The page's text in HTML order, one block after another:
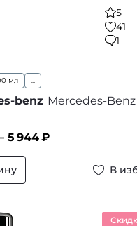
5
41
1
мл ...
benz Mercedes-
5 944₽
В